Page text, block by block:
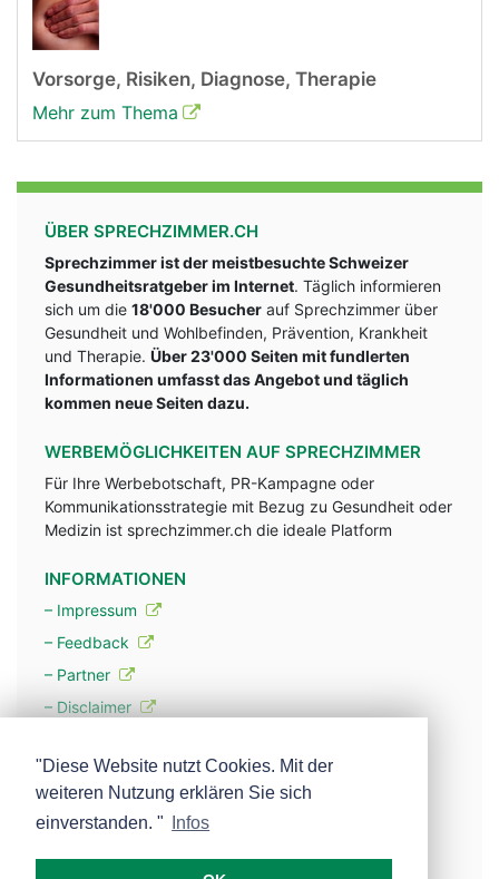
Vorsorge, Risiken, Diagnose, Therapie
Mehr zum Thema
ÜBER SPRECHZIMMER.CH
Sprechzimmer ist der meistbesuchte Schweizer
Gesundheitsratgeber im Internet. Täglich informieren
sich um die 18'000 Besucher auf Sprechzimmer über
Gesundheit und Wohlbefinden, Prävention, Krankheit
und Therapie. Über 23'000 Seiten mit fundlerten
Informationen umfasst das Angebot und täglich
kommen neue Seiten dazu.
WERBEMÖGLICHKEITEN AUF SPRECHZIMMER
Für Ihre Werbebotschaft, PR-Kampagne oder
Kommunikationsstrategie mit Bezug zu Gesundheit oder
Medizin ist sprechzimmer.ch die ideale Platform
INFORMATIONEN
– Impressum
– Feedback
– Partner
– Disclaimer
– Werbung
– Mehr über unsere Experten
"Diese Website nutzt Cookies. Mit der
weiteren Nutzung erklären Sie sich
einverstanden. "
Infos